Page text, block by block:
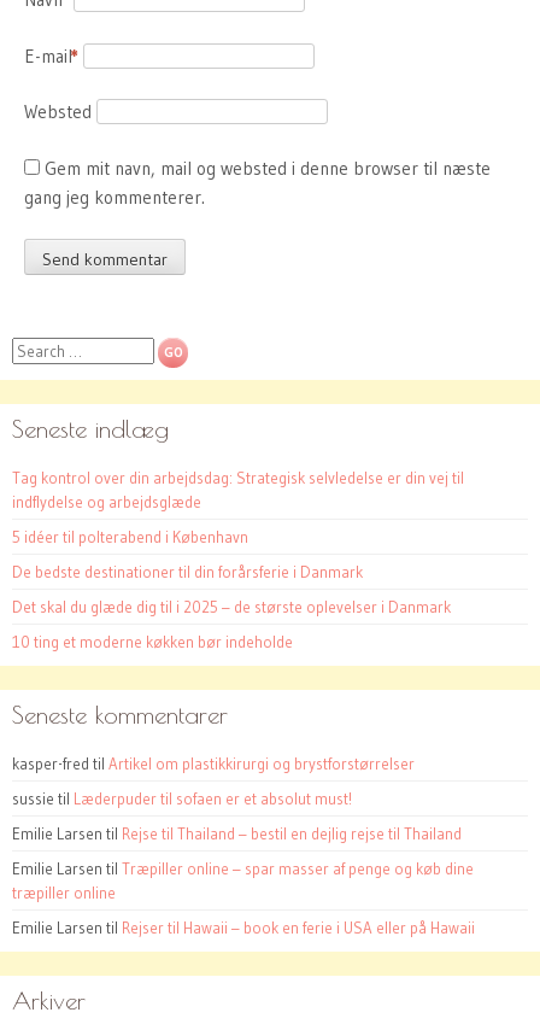
E-mail
*
Websted
Gem mit navn, mail og websted i denne browser til næste
gang jeg kommenterer.
Search
Seneste indlæg
Tag kontrol over din arbejdsdag: Strategisk selvledelse er din vej til
indflydelse og arbejdsglæde
5 idéer til polterabend i København
De bedste destinationer til din forårsferie i Danmark
Det skal du glæde dig til i 2025 – de største oplevelser i Danmark
10 ting et moderne køkken bør indeholde
Seneste kommentarer
kasper-fred til Artikel om plastikkirurgi og brystforstørrelser
sussie til Læderpuder til sofaen er et absolut must!
Emilie Larsen til Rejse til Thailand – bestil en dejlig rejse til Thailand
Emilie Larsen til Træpiller online – spar masser af penge og køb dine
træpiller online
Emilie Larsen til Rejser til Hawaii – book en ferie i USA eller på Hawaii
Arkiver